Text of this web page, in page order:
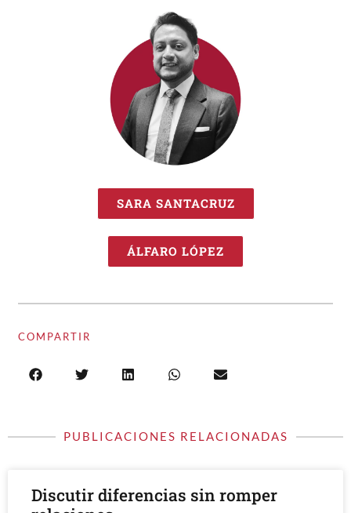
SARA SANTACRUZ
ÁLFARO LÓPEZ
COMPARTIR
PUBLICACIONES RELACIONADAS
Discutir diferencias sin romper